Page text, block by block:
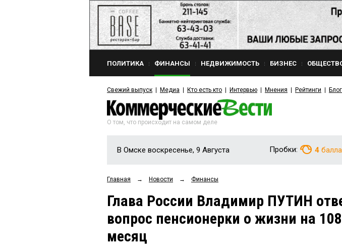
ПОЛИТИКА ФИНАНСЫ НЕДВИЖИМОСТЬ БИЗНЕС
Свежий выпуск Медиа Кто есть кто Интервью Мнения Рейтинги
О том, что происходит на самом деле
В Омске воскресенье, 9 Августа Пробки: 4 балла
Главная → Новости → Финансы
Глава России Владимир ПУТИН
вопрос пенсионерки о жизни на
месяц